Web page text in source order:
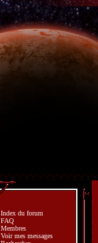
Index du forum
FAQ
Membres
Voir mes messages